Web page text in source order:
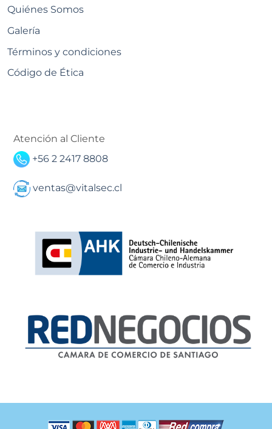
Quiénes Somos
Galería
Términos y condiciones
Código de Ética
Atención al Cliente
+56 2 2417 8808
ventas@vitalsec.cl